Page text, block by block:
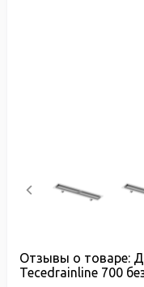
Отзывы о товаре:
Tecedrainline 700